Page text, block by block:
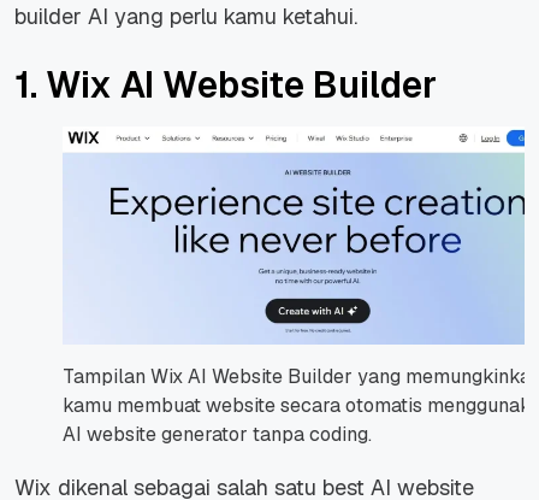
builder AI yang perlu kamu ketahui.
1. Wix AI Website Builder
Tampilan Wix AI Website Builder yang
kamu membuat website secara otomatis
AI website generator tanpa coding.
Wix dikenal sebagai salah satu best AI website